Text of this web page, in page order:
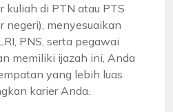
kuliah di PTN atau PTS
negeri), menyesuaikan
PNS, serta pegawai
memiliki ijazah ini, Anda
yang lebih luas
karier Anda.